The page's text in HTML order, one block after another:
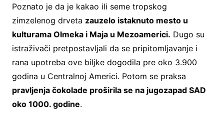
Poznato je da je kakao ili seme tropskog
zimzelenog drveta zauzelo istaknuto mesto u
kulturama Olmeka i Maja u Mezoamerici. Dugo su
istraživači pretpostavljali da se pripitomljavanje i
rana upotreba ove biljke dogodila pre oko 3.900
godina u Centralnoj Americi. Potom se praksa
pravljenja čokolade proširila se na jugozapad SAD
oko 1000. godine.